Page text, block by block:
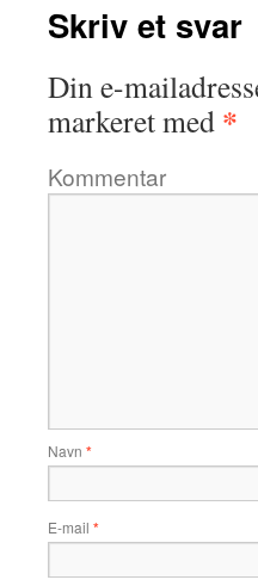
Skriv et svar
Din e-
markeret med *
Kommentar
Navn *
E-mail *